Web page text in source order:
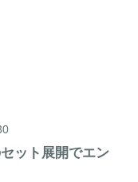
ット展開でエン